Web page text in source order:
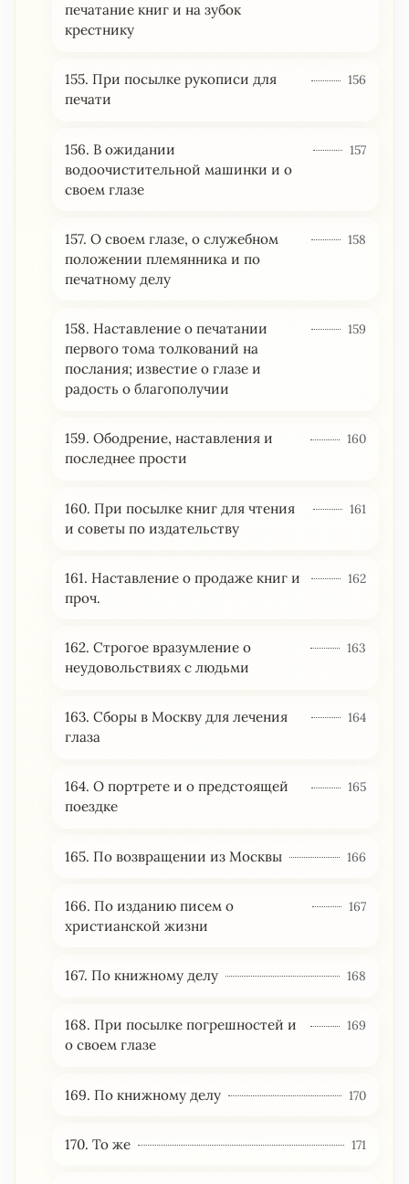
печатание книг и на зубок
крестнику
155. При посылке рукописи для
печати
156
156. В ожидании
водоочистительной машинки и о
своем глазе
157
157. О своем глазе, о служебном
положении племянника и по
печатному делу
158
158. Наставление о печатании
первого тома толкований на
послания; известие о глазе и
радость о благополучии
159
159. Ободрение, наставления и
последнее прости
160
160. При посылке книг для чтения
и советы по издательству
161
161. Наставление о продаже книг и
проч.
162
162. Строгое вразумление о
неудовольствиях с людьми
163
163. Сборы в Москву для лечения
глаза
164
164. О портрете и о предстоящей
поездке
165
165. По возвращении из Москвы 166
166. По изданию писем о
христианской жизни
167
167. По книжному делу 168
168. При посылке погрешностей и
о своем глазе
169
169. По книжному делу 170
170. То же 171